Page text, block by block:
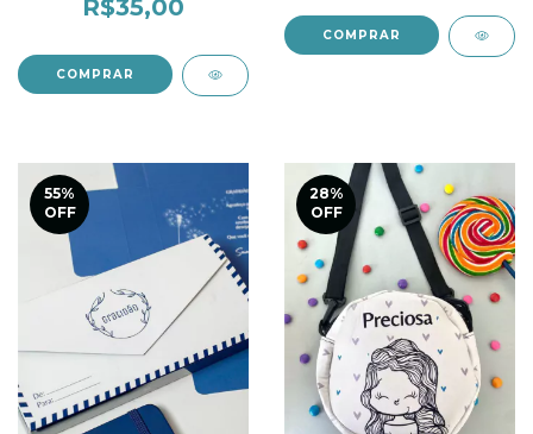
R$35,00
55%
OFF
28%
OFF